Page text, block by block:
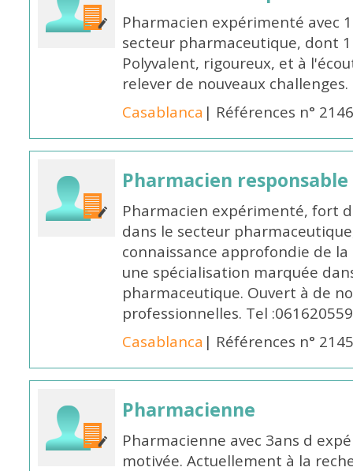
Pharmacien expérimenté avec
secteur pharmaceutique, dont
Polyvalent, rigoureux, et à
relever de nouveaux
Casablanca | Références n°
Pharmacien responsable
Pharmacien expérimenté, fort
dans le secteur
connaissance approfondie de
une spécialisation marquée
pharmaceutique. Ouvert à de
professionnelles. Tel
Casablanca | Références n°
Pharmacienne
Pharmacienne avec 3ans d
motivée. Actuellement à la